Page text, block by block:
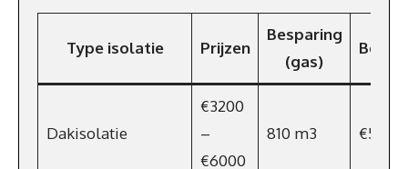
Type isolatie Prijzen
Besparing
(gas)
Dakisolatie
€3200
–
€6000
810 m3 €599